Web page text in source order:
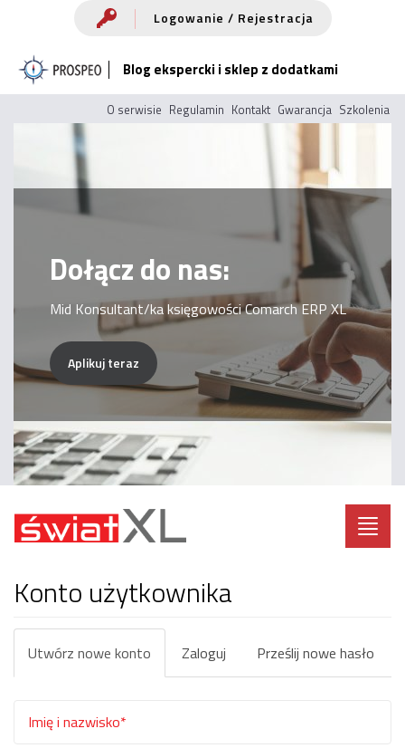
treści
Logowanie / Rejestracja
Blog ekspercki i sklep z dodatkami
O serwisie Regulamin Kontakt Gwarancja Szkolenia
Dołącz do nas:
Mid Konsultant/ka księgowości Comarch ERP XL
Aplikuj teraz
Konto użytkownika
Zakładki
podstawowe
Utwórz nowe konto (aktywna
karta)
Zaloguj Prześlij nowe hasło